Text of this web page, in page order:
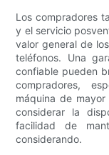
Los compradores
y el servicio
valor general de
teléfonos. Una
confiable pueden
compradores,
máquina de
considerar la
facilidad de
considerando.